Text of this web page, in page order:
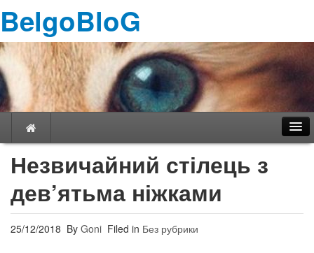
BelgoBloG
Навігація
Незвичайний стілець з
дев’ятьма ніжками
25/12/2018 By Goni Filed in Без рубрики